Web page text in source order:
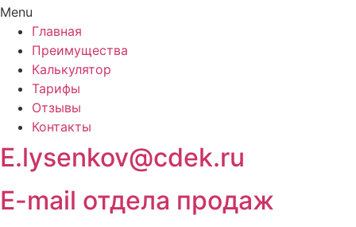
Menu
Главная
Преимущества
Калькулятор
Тарифы
Отзывы
Контакты
E.lysenkov@cdek.ru
E-mail отдела продаж